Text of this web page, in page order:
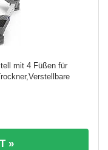
mit 4 Füßen für
»